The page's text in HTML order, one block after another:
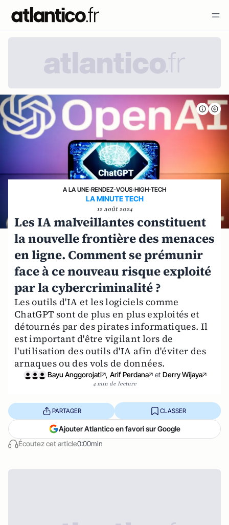
A LA UNE›RENDEZ-VOUS›HIGH-TECH
LA MINUTE TECH
12 août 2024
Les IA malveillantes constituent
la nouvelle frontière des menaces
en ligne. Comment se prémunir
face à ce nouveau risque exploité
par la cybercriminalité ?
Les outils d'IA et les logiciels comme
ChatGPT sont de plus en plus exploités et
détournés par des pirates informatiques. Il
est important d'être vigilant lors de
l'utilisation des outils d'IA afin d'éviter des
arnaques ou des vols de données.
Bayu Anggorojati , Arif Perdana et Derry Wijaya
4 min de lecture
Écoutez cet article0:00min
PARTAGER CLASSER
Ajouter Atlantico en favori sur Google